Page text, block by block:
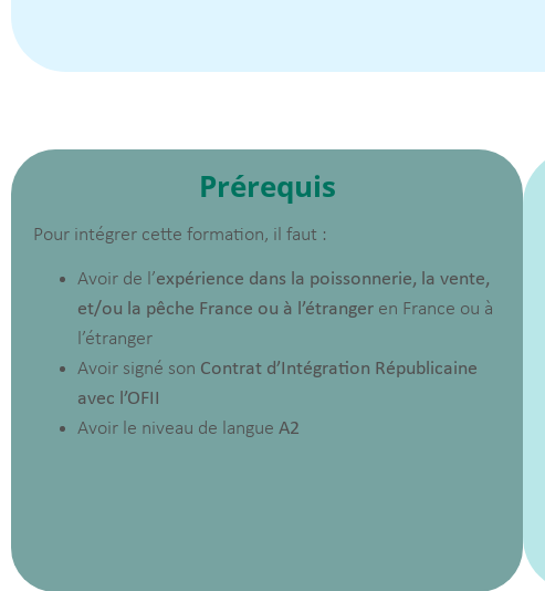
Prérequis
Pour intégrer cette formation, il faut :
Avoir de l’expérience dans la poissonnerie, la vente,
et/ou la pêche France ou à l’étranger en France ou à
l’étranger
Avoir signé son Contrat d’Intégration Républicaine
avec l’OFII
Avoir le niveau de langue A2